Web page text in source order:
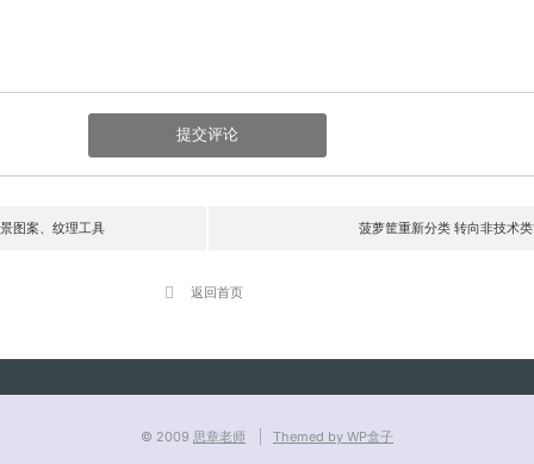
图案、纹理工具 菠萝筐重新分类 转向非技术
返回首页
© 2009 思章老师 Themed by WP盒子